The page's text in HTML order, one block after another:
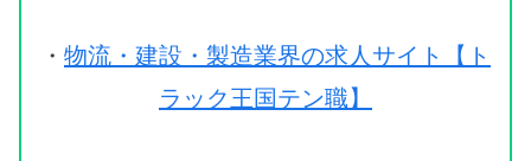
・ 物流・建設・製造業界の求人サイト【ト
ラック王国テン職】